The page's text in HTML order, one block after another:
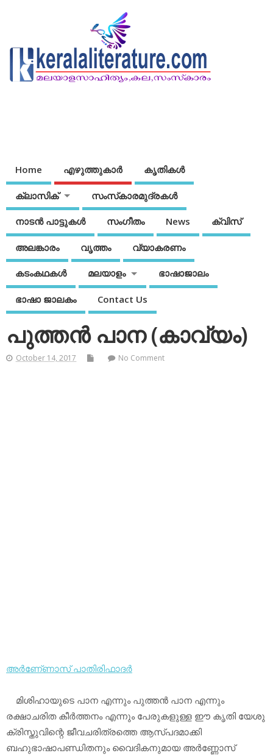
Home എഴുത്തുകാര്‍ കൃതികൾ
ക്ലാസിക് സംസ്‌കാരമുദ്രകള്‍
നാടന്‍ പാട്ടുകള്‍ സംഗീതം News ക്വിസ്
അലങ്കാരം വൃത്തം വ്യാകരണം
കടംകഥകള്‍ മലയാളം ഭാഷാജാലം
ഭാഷാ ജാലകം Contact Us
പുത്തന്‍ പാന (കാവ്യം)
October 14, 2017 No Comment
അര്‍ണേ്ണാസ് പാതിരിഫാദര്‍
മിശിഹായുടെ പാന എന്നും പുത്തന്‍ പാന എന്നും
രക്ഷാചരിത കീര്‍ത്തനം എന്നും പേരുകളുള്ള ഈ കൃതി യേശു
ക്രിസ്തുവിന്റെ ജീവചരിത്രത്തെ ആസ്പദമാക്കി
ബഹുഭാഷാപണ്ഡിതനും വൈദികനുമായ അര്‍ണ്ണോസ്